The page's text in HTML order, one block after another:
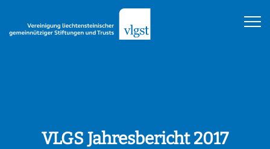
VLGS Jahresbericht 2017